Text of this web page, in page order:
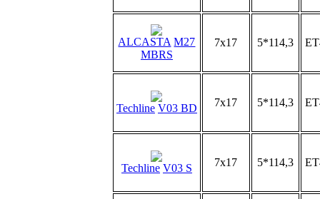
ALCASTA M27
MBRS
7x17 5*114,3
Techline V03 BD 7x17 5*114,3
Techline V03 S 7x17 5*114,3